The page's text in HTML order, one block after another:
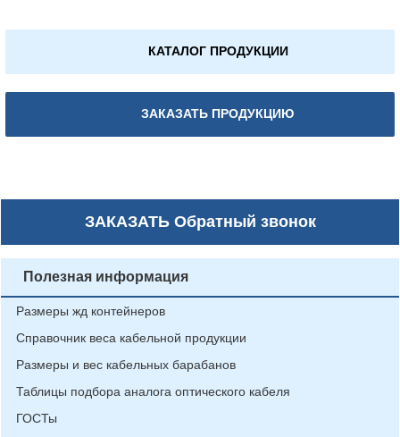
КАТАЛОГ ПРОДУКЦИИ
ЗАКАЗАТЬ ПРОДУКЦИЮ
ЗАКАЗАТЬОбратный звонок
Полезная информация
Размеры жд контейнеров
Справочник веса кабельной продукции
Размеры и вес кабельных барабанов
Таблицы подбора аналога оптического кабеля
ГОСТы